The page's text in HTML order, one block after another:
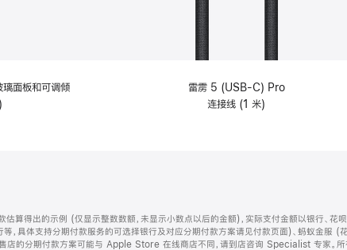
面板和可调倾
雷雳 5 (USB-C) Pro
连接线 (1 米)
算得出的示例 (仅显示整数数额，未显示小数点以后的金额)，实际支付金额以银行、花
等，具体支持分期付款服务的可选择银行及对应分期付款方案请见付款页面)、蚂蚁金服
的分期付款方案可能与 Apple Store 在线商店不同，请到店咨询 Specialist 专家。所